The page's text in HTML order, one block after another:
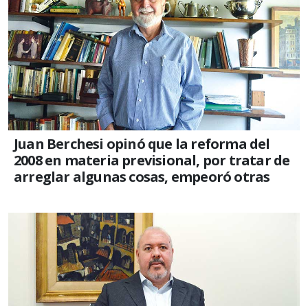
Juan Berchesi opinó que la reforma del
2008 en materia previsional, por tratar de
arreglar algunas cosas, empeoró otras